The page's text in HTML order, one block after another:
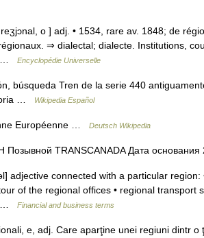
o ] adj. • 1534, rare av. 1848; de
⇒ dialectal; dialecte. Institutions,
…
Encyclopédie Universelle
búsqueda Tren de la serie 440
…
Wikipedia Español
Européenne … Deutsch Wikipedia
TRANSCANADA Дата
adjective connected with a particular
of the regional offices • regional transport
…
Financial and business terms
e, adj. Care aparţine unei regiuni dintr o